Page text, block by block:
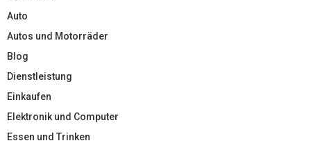
Auto
Autos und Motorräder
Blog
Dienstleistung
Einkaufen
Elektronik und Computer
Essen und Trinken